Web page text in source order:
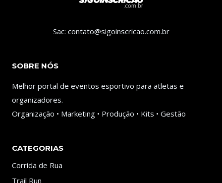
Sac: contato@sigoinscricao.com.br
SOBRE NÓS
Melhor portal de eventos esportivo para atletas e
organizadores.
Organização • Marketing • Produção • Kits • Gestão
CATEGORIAS
Corrida de Rua
Trail Run